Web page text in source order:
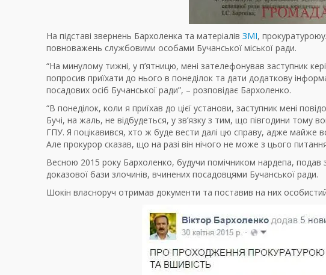
На підставі звернень Бархоленка та матеріалів ЗМІ,
повноважень службовими особами Бучанської міської ради.
“На минулому тижні, у п’ятницю, мені зателефонував заступник
попросив приїхати до нього в понеділок та дати додаткову
посадових осіб Бучанської ради”, – розповідає Бархоленко.
“В понеділок, коли я приїхав до цієї установи, заступник мені
Бучі, на жаль, не відбудеться, у зв’язку з тим, що півгодини тому
ГПУ. Я поцікавився, хто ж буде вести далі цю справу, адже майже
Але прокурор сказав, що на разі він нічого не може з цього
Весною 2015 року Бархоленко, будучи помічником нардепа, подав
доказової бази злочинів, вчинених посадовцями Бучанської ради.
Шокін власноруч отримав документи та поставив на них особистий